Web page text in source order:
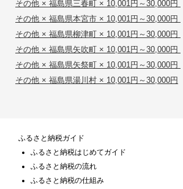
その他 × 福島県三春町 × 10,001円～30,000円
その他 × 福島県本宮市 × 10,001円～30,000円
その他 × 福島県柳津町 × 10,001円～30,000円
その他 × 福島県矢吹町 × 10,001円～30,000円
その他 × 福島県矢祭町 × 10,001円～30,000円
その他 × 福島県湯川村 × 10,001円～30,000円
ふるさと納税ガイド
ふるさと納税はじめてガイド
ふるさと納税の流れ
ふるさと納税の仕組み